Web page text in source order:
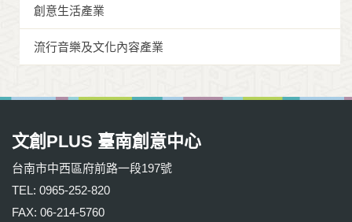
創意生活產業
流行音樂及文化內容產業
文創PLUS 臺南創意中心
台南市中西區府前路一段197號
TEL: 0965-252-820
FAX: 06-214-5760